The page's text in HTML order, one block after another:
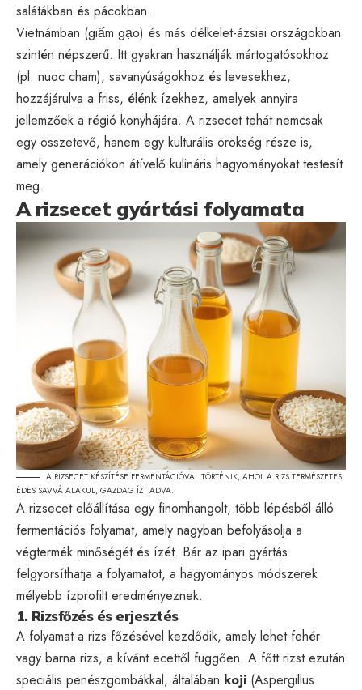
salátákban és pácokban.
Vietnámban (giấm gạo) és más délkelet-ázsiai országokban
szintén népszerű. Itt gyakran használják mártogatósokhoz
(pl. nuoc cham), savanyúságokhoz és levesekhez,
hozzájárulva a friss, élénk ízekhez, amelyek annyira
jellemzőek a régió konyhájára. A rizsecet tehát nemcsak
egy összetevő, hanem egy kulturális örökség része is,
amely generációkon átívelő kulináris hagyományokat testesít
meg.
A rizsecet gyártási folyamata
A RIZSECET KÉSZÍTÉSE FERMENTÁCIÓVAL TÖRTÉNIK, AHOL A RIZS TERMÉSZETES
ÉDES SAVVÁ ALAKUL, GAZDAG ÍZT ADVA.
A rizsecet előállítása egy finomhangolt, több lépésből álló
fermentációs folyamat, amely nagyban befolyásolja a
végtermék minőségét és ízét. Bár az ipari gyártás
felgyorsíthatja a folyamatot, a hagyományos módszerek
mélyebb ízprofilt eredményeznek.
1. Rizsfőzés és erjesztés
A folyamat a rizs főzésével kezdődik, amely lehet fehér
vagy barna rizs, a kívánt ecettől függően. A főtt rizst ezután
speciális penészgombákkal, általában koji (Aspergillus